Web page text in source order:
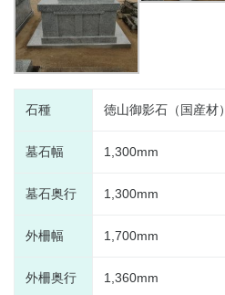
石種 徳山御影石（国産材）
墓石幅 1,300mm
墓石奥行 1,300mm
外柵幅 1,700mm
外柵奥行 1,360mm